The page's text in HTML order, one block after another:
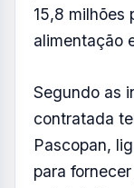
15,8 milhões
alimentação
Segundo as
contratada
Pascopan,
para